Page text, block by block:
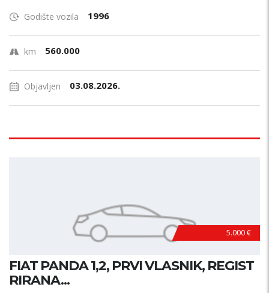
Godište vozila 1996
km 560.000
Objavljen 03.08.2026.
5.000 €
FIAT PANDA 1,2, PRVI VLASNIK, REGIST
RIRANA...